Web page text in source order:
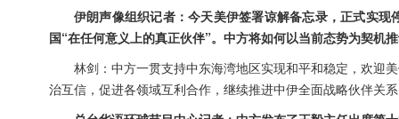
伊朗声像组织记者：今天美伊签署谅解备忘录，正式实
国“在任何意义上的真正伙伴”。中方将如何以当前态势为契机
林剑：中方一贯支持中东海湾地区实现和平和稳定，欢迎
治互信，促进各领域互利合作，继续推进中伊全面战略伙伴关